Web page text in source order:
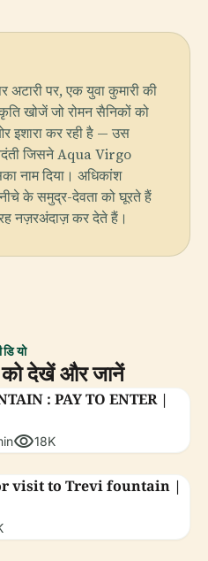
पर, एक युवा कुमारी की
खोजें जो रोमन सैनिकों को
इशारा कर रही है — उस
जिसने Aqua Virgo
नाम दिया। अधिकांश
के समुद्र-देवता को घूरते हैं
नज़रअंदाज़ कर देते हैं।
को देखें और जानें
: PAY TO ENTER |
visibility18K
visit to Trevi fountain |